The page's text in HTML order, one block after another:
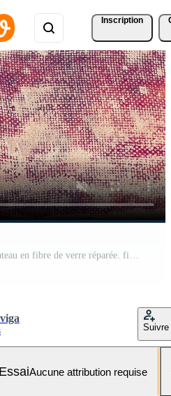
Inscription
boucle de fond de bord de bateau en fibre de verre réparée. fibre de verre réparant la texture du bord du navire. Vidéo Pro
Suivre
Aucune attribution requise